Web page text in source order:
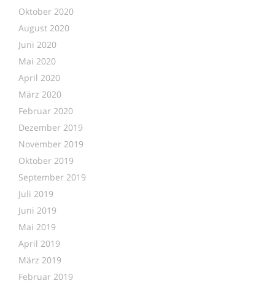
Oktober 2020
August 2020
Juni 2020
Mai 2020
April 2020
März 2020
Februar 2020
Dezember 2019
November 2019
Oktober 2019
September 2019
Juli 2019
Juni 2019
Mai 2019
April 2019
März 2019
Februar 2019